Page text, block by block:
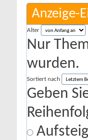
Anzeige-
Alter
Nur
wurden.
Sortiert nach
Geben